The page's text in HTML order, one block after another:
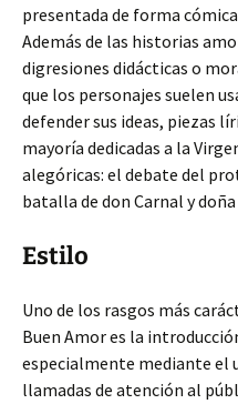
presentada de forma
Además de las historias
digresiones didácticas o
que los personajes suelen
defender sus ideas, piezas
mayoría dedicadas a la
alegóricas: el debate del
batalla de don Carnal y doña
Estilo
Uno de los rasgos más
Buen Amor es la
especialmente mediante el
llamadas de atención al